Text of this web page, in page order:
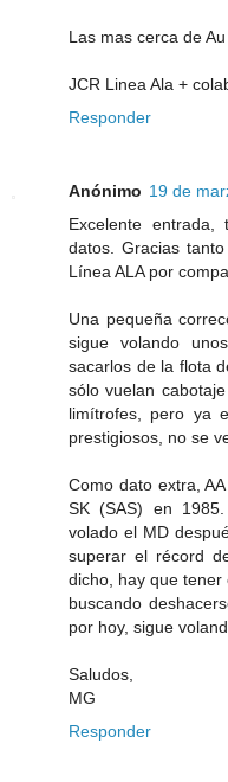
Las mas cerca de Au
JCR Linea Ala +
Responder
Anónimo 19 de
Excelente
datos. Gracias
Línea ALA por
Una pequeña
sigue volando
sacarlos de la flota
sólo vuelan
limítrofes, pero ya
prestigiosos, no se
Como dato extra,
SK (SAS) en
volado el MD
superar el récord
dicho, hay que tener
buscando
por hoy, sigue
Saludos,
MG
Responder